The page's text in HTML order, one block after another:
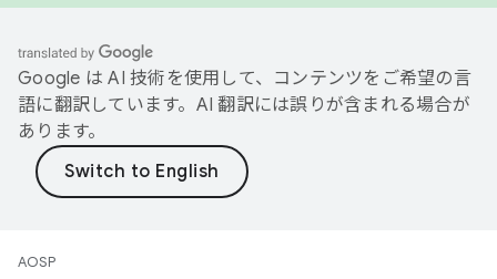
Google は AI 技術を使用して、コンテンツをご希望の言
語に翻訳しています。AI 翻訳には誤りが含まれる場合が
あります。
AOSP